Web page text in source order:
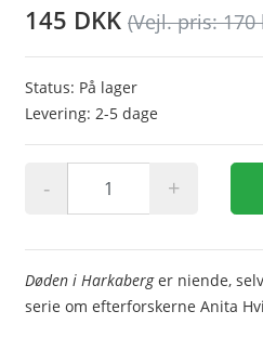
145 DKK (Vejl. pris: 170
Status: På lager
Levering: 2-5 dage
- +
Døden i Harkaberger niende,
serie om efterforskerne Anita